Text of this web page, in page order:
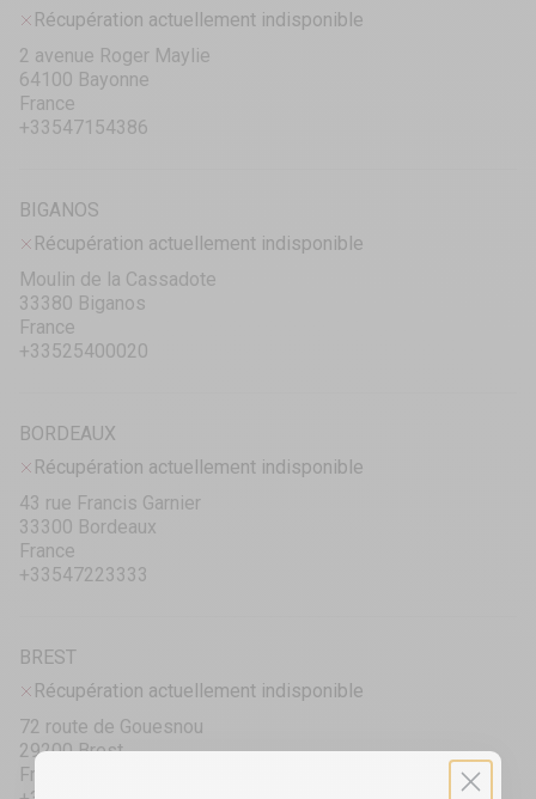
Récupération actuellement indisponible
2 avenue Roger Maylie
64100 Bayonne
France
+33547154386
BIGANOS
Récupération actuellement indisponible
Moulin de la Cassadote
33380 Biganos
France
+33525400020
BORDEAUX
Récupération actuellement indisponible
43 rue Francis Garnier
33300 Bordeaux
France
+33547223333
BREST
Récupération actuellement indisponible
72 route de Gouesnou
29200 Brest
France